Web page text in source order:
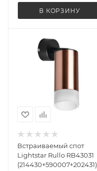
В КОРЗИНУ
Встраиваемый спот
Lightstar Rullo RB43031
(214430+590007+202431)